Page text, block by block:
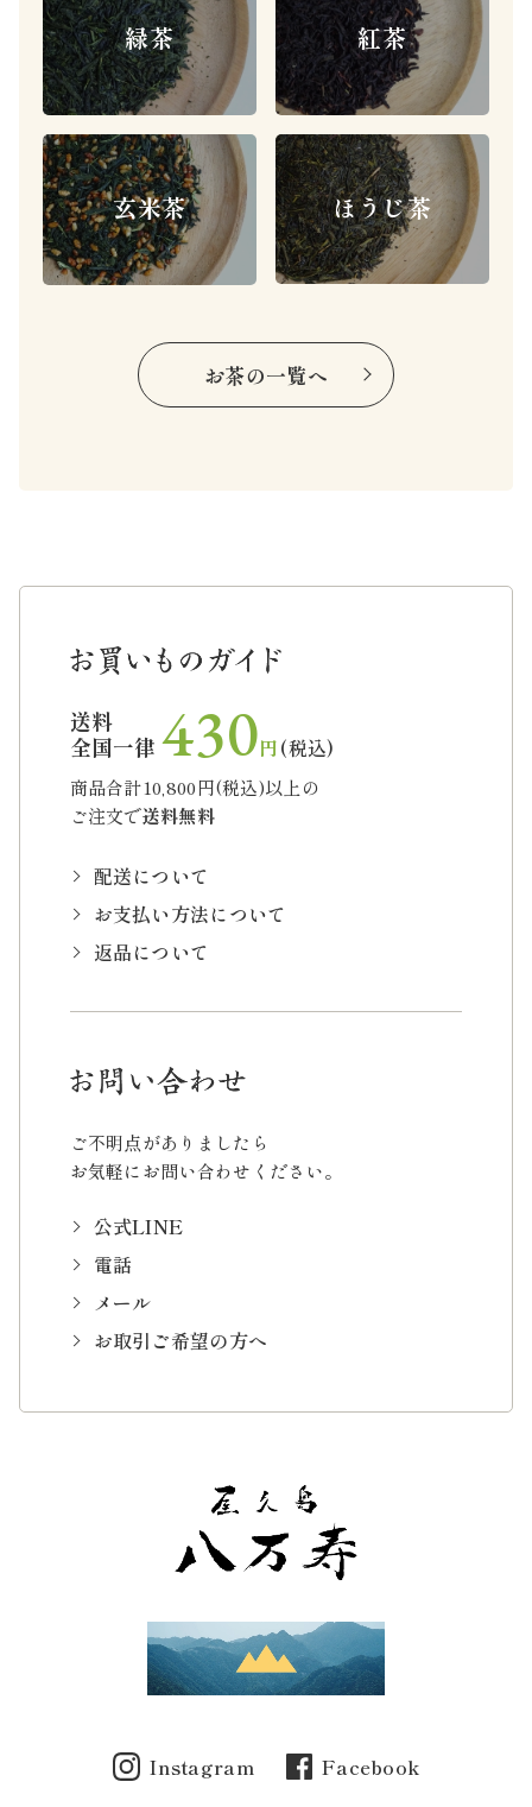
緑茶 紅茶
玄米茶 ほうじ茶
お茶の一覧へ
送料
全国一律 430円(税込)
商品合計10,800円(税込)以上の
ご注文で送料無料
配送について
お支払い方法について
返品について
ご不明点がありましたら
お気軽にお問い合わせください。
公式LINE
電話
メール
お取引ご希望の方へ
Instagram Facebook